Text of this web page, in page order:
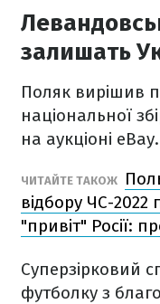
залишать
Поляк вирішив
національної
на аукціоні eBay.
ЧИТАЙТЕ ТАКОЖ
відбору ЧС-
"привіт" Росії:
Суперзірковий
футболку з